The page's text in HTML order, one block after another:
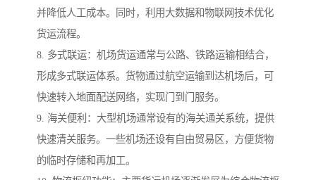
并降低人工成本。同时，利用大数据和物联网技术优化
货运流程。
8. 多式联运：机场货运通常与公路、铁路运输相结合，
形成多式联运体系。货物通过航空运输到达机场后，可
快速转入地面配送网络，实现门到门服务。
9. 海关便利：大型机场通常设有的海关通关系统，提供
快速清关服务。一些机场还设有自由贸易区，方便货物
的临时存储和再加工。